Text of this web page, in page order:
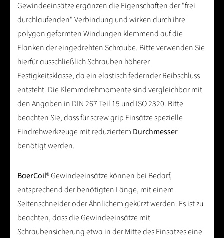
Gewindeeinsätze ergänzen die Eigenschaften der "frei
durchlaufenden" Verbindung und wirken durch ihre
polygon geformten Windungen klemmend auf die
Flanken der eingedrehten Schraube. Bitte verwenden Sie
hierfür ausschließlich Schrauben höherer
Festigkeitsklasse, da ein elastisch federnder Reibschluss
entsteht. Die Klemmdrehmomente sind vergleichbar mit
den Angaben in DIN 267 Teil 15 und ISO 2320. Bitte
beachten Sie, dass für screw grip Einsätze spezielle
Eindrehwerkzeuge mit reduziertem Durchmesser
benötigt werden.
BaerCoil® Gewindeeinsätze können bei Bedarf,
entsprechend der benötigten Länge, mit einem
Seitenschneider oder Ähnlichem gekürzt werden. Es ist zu
beachten, dass die Gewindeeinsätze mit
Schraubensicherung etwa in der Mitte des Einsatzes eine